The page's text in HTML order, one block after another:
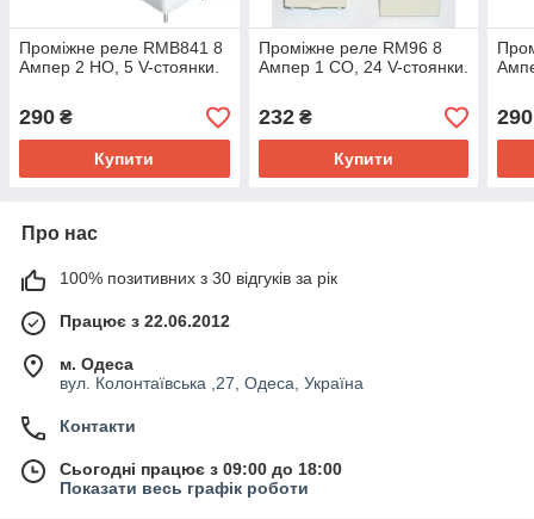
Проміжне реле RMB841 8
Ампер 2 НО, 5 V-стоянки.
290 ₴
Купити
Проміжне реле RM96 8
Ампер 1 СО, 24 V-стоянки.
232₴
Купити
290
Про нас
100% позитивних з 30 відгуків за рік
Працює з 22.06.2012
м. Одеса
вул. Колонтаївська ,27, Одеса, Україна
Контакти
Сьогодні працює з 09:00 до 18:00
Показати весь графік роботи